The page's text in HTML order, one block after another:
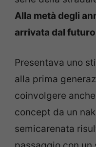
Alla metà degli
arrivata dal
Presentava uno
alla prima
coinvolgere
concept da un
semicarenata